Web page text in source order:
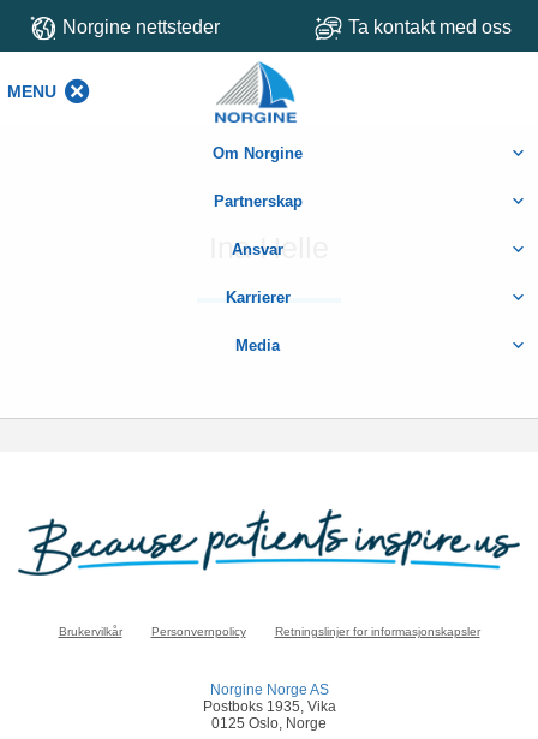
Norgine nettsteder Ta kontakt med oss
MENU
Om Norgine
Partnerskap
Ansvar
Karrierer
Media
Ina Helle
Brukervilkår Personvernpolicy Retningslinjer for informasjonskapsler
Norgine Norge AS
Postboks 1935, Vika
0125 Oslo, Norge